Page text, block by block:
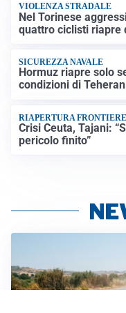
VIOLENZA STRADALE
Nel Torinese
quattro ciclisti riapre
SICUREZZA NAVALE
Hormuz riapre solo
condizioni di Teheran
RIAPERTURA FRONTIERE
Crisi Ceuta, Tajani:
pericolo finito”